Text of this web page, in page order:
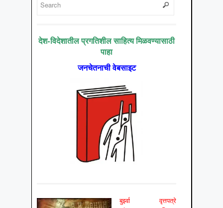
देश-विदेशातील प्रगतिशील साहित्य मिळवण्यासाठी
पाहा
जनचेतनाची वेबसाइट
बुर्झ्वा वृत्तपत्रे